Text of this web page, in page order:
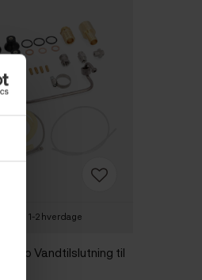
1-2 hverdage
Vandtilslutning til